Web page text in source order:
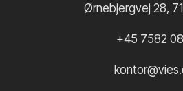
Ørnebjergvej 28,
+45 7582